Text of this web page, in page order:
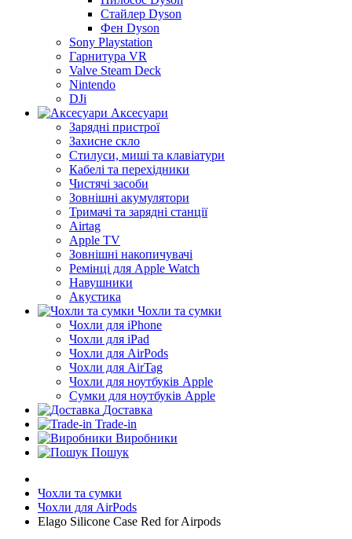
Стайлер Dyson
Фен Dyson
Sony Playstation
Гарнитура VR
Valve Steam Deck
Nintendo
DJi
Аксесуари
Зарядні пристрої
Захисне скло
Стилуси, миші та клавіатури
Кабелі та перехідники
Чистячі засоби
Зовнішні акумулятори
Тримачі та зарядні станції
Airtag
Apple TV
Зовнішні накопичувачі
Ремінці для Apple Watch
Навушники
Акустика
Чохли та сумки
Чохли для iPhone
Чохли для iPad
Чохли для AirPods
Чохли для AirTag
Чохли для ноутбуків Apple
Сумки для ноутбуків Apple
Доставка
Trade-in
Виробники
Пошук
Чохли та сумки
Чохли для AirPods
Elago Silicone Case Red for Airpods